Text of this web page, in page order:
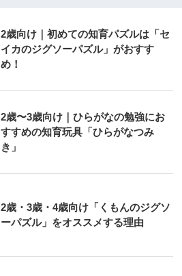
2歳向け｜初めての知育パズルは「セ
イカのジグソーパズル」がおすす
め！
2歳〜3歳向け｜ひらがなの勉強にお
すすめの知育玩具「ひらがなつみ
き」
2歳・3歳・4歳向け「くもんのジグソ
ーパズル」をオススメする理由